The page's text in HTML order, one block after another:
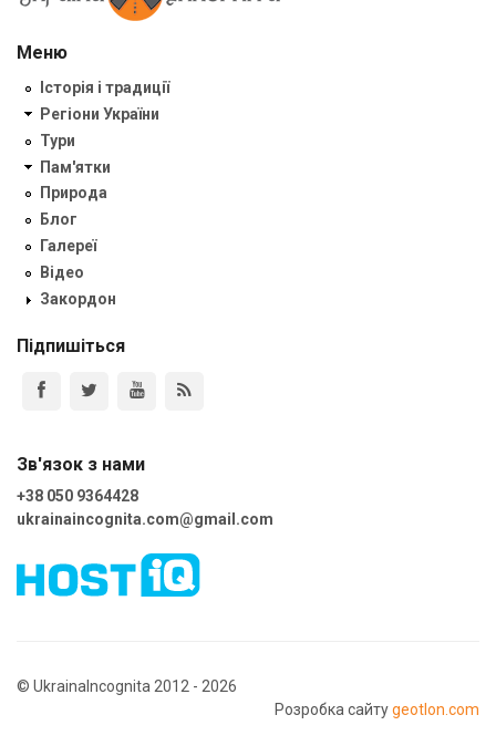
Меню
Історія і традиції
Регіони України
Тури
Пам'ятки
Природа
Блог
Галереї
Відео
Закордон
Підпишіться
Зв'язок з нами
+38 050 9364428
ukrainaincognita.com@gmail.com
© UkrainaIncognita 2012 - 2026
Розробка сайтуgeotlon.com